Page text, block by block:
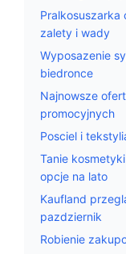
zalety i wady
Wyposazenie
biedronce
Najnowsze
promocyjnych
Posciel i
Tanie
opcje na lato
Kaufland
pazdziernik
Robienie